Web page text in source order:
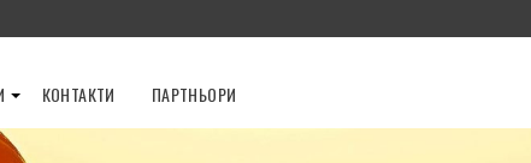
КОНТАКТИ ПАРТНЬОРИ